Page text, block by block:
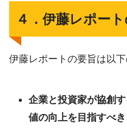
４．伊藤レポー
伊藤レポートの要旨は以下
企業と投資家が協創
値の向上を目指すべき